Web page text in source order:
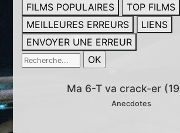
FILMS POPULAIRES
TOP FILMS
MEILLEURES ERREURS
LIENS
ENVOYER UNE ERREUR
Ma 6-T va crack-er
Anecdotes